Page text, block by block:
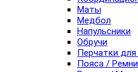
Маты
Медбол
Напульсники
Обручи
Перчатки
Пояса /